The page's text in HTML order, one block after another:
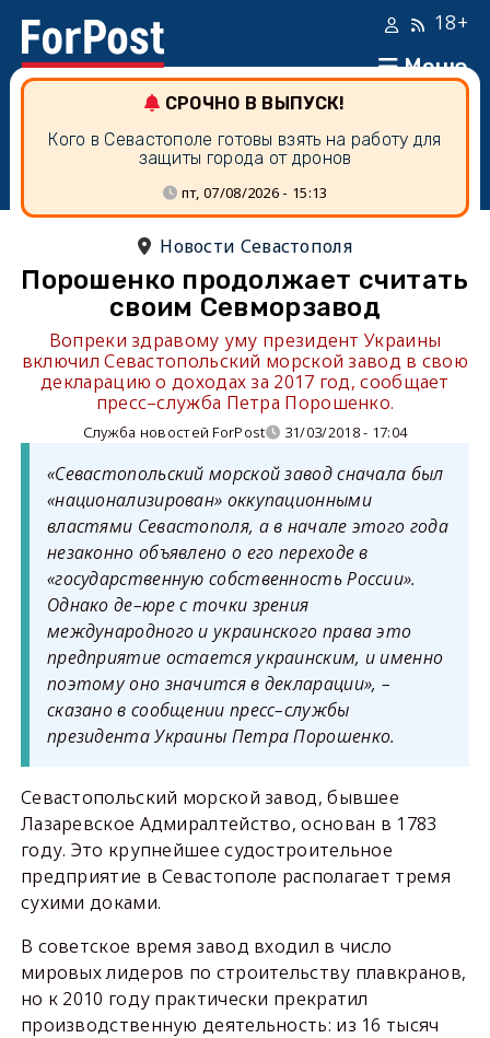
Меню
18+
СРОЧНО В ВЫПУСК!
Кого в Севастополе готовы взять на работу для
защиты города от дронов
пт, 07/08/2026 - 15:13
Новости Севастополя
Порошенко продолжает считать
своим Севморзавод
Вопреки здравому уму президент Украины
включил Севастопольский морской завод в свою
декларацию о доходах за 2017 год, сообщает
пресс–служба Петра Порошенко.
Служба новостей ForPost 31/03/2018 - 17:04
«Севастопольский морской завод сначала был
«национализирован» оккупационными
властями Севастополя, а в начале этого года
незаконно объявлено о его переходе в
«государственную собственность России».
Однако де–юре с точки зрения
международного и украинского права это
предприятие остается украинским, и именно
поэтому оно значится в декларации», –
сказано в сообщении пресс–службы
президента Украины Петра Порошенко.
Севастопольский морской завод, бывшее
Лазаревское Адмиралтейство, основан в 1783
году. Это крупнейшее судостроительное
предприятие в Севастополе располагает тремя
сухими доками.
В советское время завод входил в число
мировых лидеров по строительству плавкранов,
но к 2010 году практически прекратил
производственную деятельность: из 16 тысяч